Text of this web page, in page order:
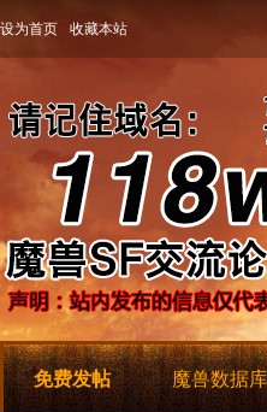
设为首页 收藏本站
免费发帖 魔兽数据库